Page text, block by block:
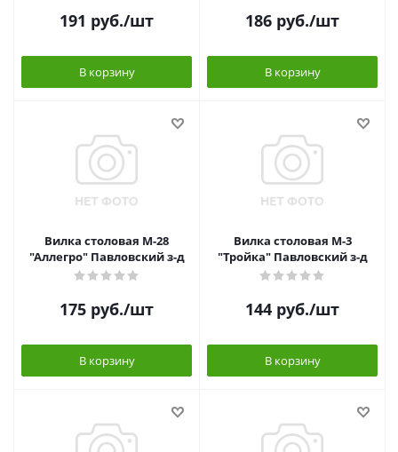
191 руб./шт
В корзину
186 руб./шт
В корзину
Вилка столовая М-28
"Аллегро" Павловский з-д
175 руб./шт
В корзину
Вилка столовая М-3
"Тройка" Павловский з-д
144 руб./шт
В корзину